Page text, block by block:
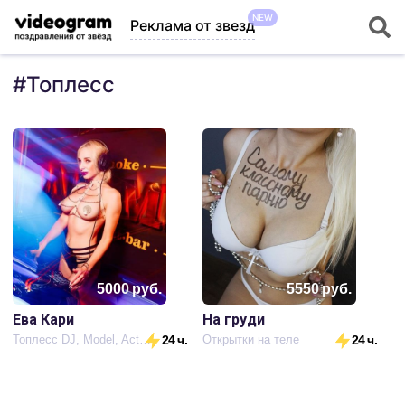
Реклама от звездNEW
#Топлесс
5000руб.
Ева Кари
Топлесс DJ, Model, Actress 24 ч.
5550руб.
На груди
Открытки на теле 24 ч.